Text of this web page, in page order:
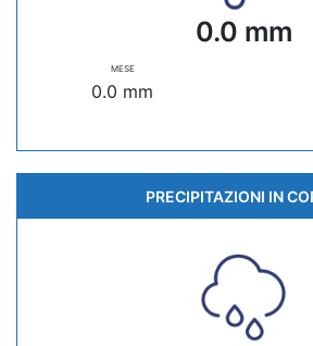
0.0 mm
MESE
0.0 mm
PRECIPITAZIONI IN